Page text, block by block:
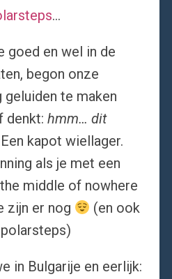
…
goed en wel in de
begon onze
geluiden te maken
denkt: hmm… dit
kapot wiellager.
als je met een
middle of nowhere
zijn er nog
(en ook
in Bulgarije en eerlijk: